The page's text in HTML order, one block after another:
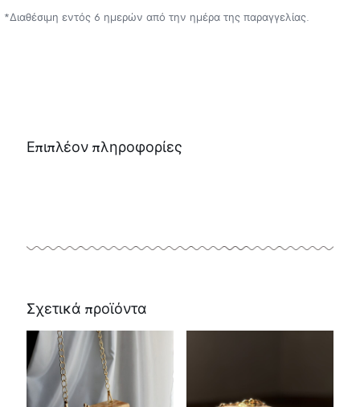
*Διαθέσιμη εντός 6 ημερών από την ημέρα της παραγγελίας.
Επιπλέον πληροφορίες
Σχετικά προϊόντα